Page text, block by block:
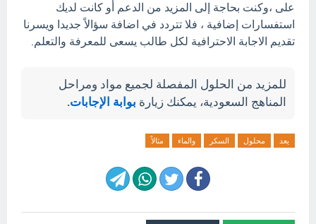
على ،وكنت بحاجة إلى المزيد من الدعم أو كانت لديك
استفسارات إضافية ، فلا تتردد في اضافة سؤالاً جديدا ويسرنا
تقديم الاجابة الاحترافية لكل طالب يسعى للمعرفة والتعلم.
للمزيد من الحلول المفصلة لجميع مواد ومراحل
المناهج السعودية، يمكنك زيارة بوابة الإجابات.
يعد محلول السكر والماء مثالاً